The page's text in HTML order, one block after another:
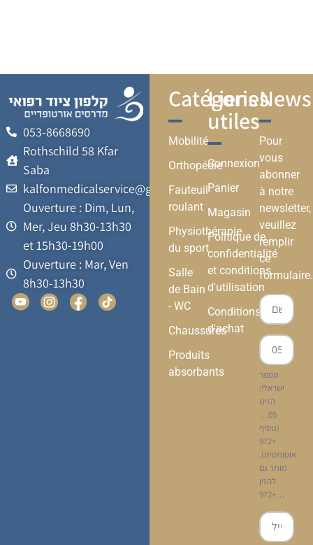
053-8668690
Rothschild 58 Kfar
Saba
kalfonmedicalservice@gmail.com
Ouverture : Dim, Lun,
Mer, Jeu 8h30-13h30
et 15h30-19h00
Ouverture : Mar, Ven
8h30-13h30
Catégories
Mobilité
Orthopédie
Fauteuil
roulant
Physiothérapie
du sport
Salle
de Bain
- WC
Chaussures
Produits
absorbants
Liens
utiles
Connexion
Panier
Magasin
Politique de
confidentialité
et conditions
d'utilisation
Conditions
d'achat
Pour
vous
abonner
à notre
newsletter,
veuillez
remplir
ce
formulaire.
מספר
ישראלי:
הזינו
05…
(נוסיף
+972
אוטומטית).
מותר גם
להזין
+972…